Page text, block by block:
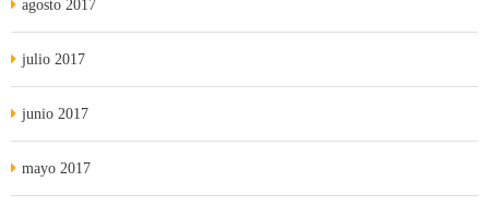
agosto 2017
julio 2017
junio 2017
mayo 2017